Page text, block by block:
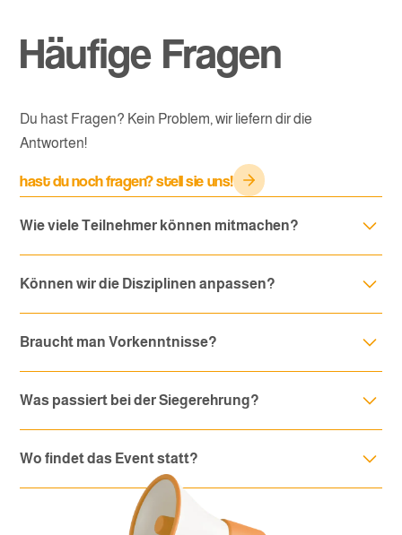
Häufige Fragen
Du hast Fragen? Kein Problem, wir liefern dir die
Antworten!
hast du noch fragen? stell sie uns!
Wie viele Teilnehmer können mitmachen?
Personen.
Können wir die Disziplinen anpassen?
thematisch, saisonal oder kreativ.
Braucht man Vorkenntnisse?
Profi-Skills.
Was passiert bei der Siegerehrung?
Urkunden, Medaillen oder einem Pokal.
Wo findet das Event statt?
Deutschlandweit, in einer Bar Eurer Wahl oder einer
passenden Location, die wir gerne für Euch organisieren.